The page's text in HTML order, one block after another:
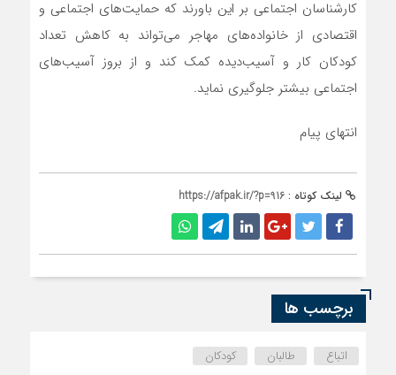
کارشناسان اجتماعی بر این باورند که حمایت‌های اجتماعی و
اقتصادی از خانواده‌های مهاجر می‌تواند به کاهش تعداد
کودکان کار و آسیب‌دیده کمک کند و از بروز آسیب‌های
اجتماعی بیشتر جلوگیری نماید.
انتهای پیام
لینک کوتاه : https://afpak.ir/?p=916
برچسب ها
اتباع طالبان کودکان